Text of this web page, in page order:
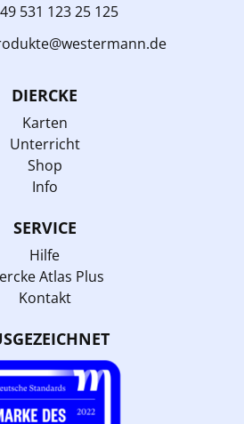
531 123 25 125
DIERCKE
Karten
Unterricht
Shop
Info
SERVICE
Hilfe
Atlas Plus
Kontakt